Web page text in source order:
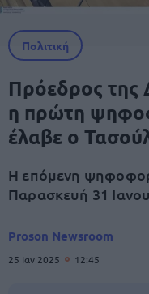
Πολιτική
Πρόεδρος της
η πρώτη
έλαβε ο
Η επόμενη
Παρασκευή 31
Proson Newsroom
25 Ιαν 2025 12:45